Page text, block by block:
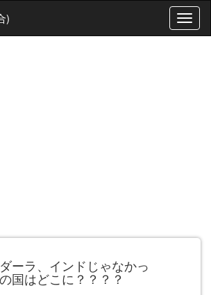
T
o
)
ーラ、インドじゃなかっ
国はどこに？？？？